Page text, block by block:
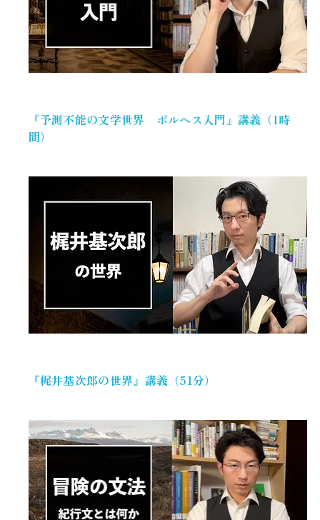
『予測不能の文学世界 ボルヘス入門』講義（1時
間）
『梶井基次郎の世界』講義（51分）